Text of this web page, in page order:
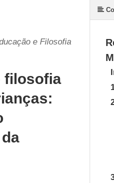
e Filosofia
filosofia